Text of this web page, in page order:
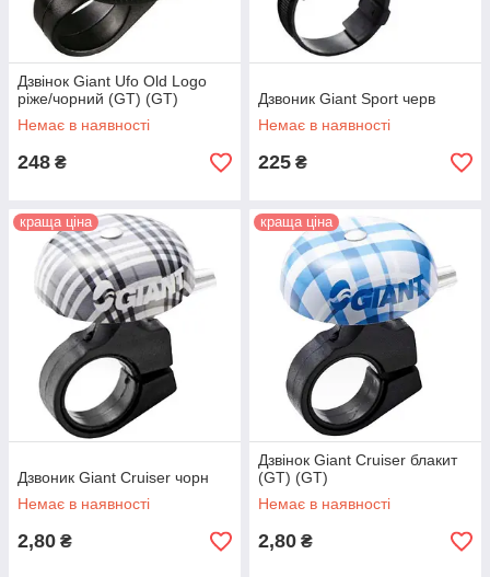
Дзвінок Giant Ufo Old Logo
ріже/чорний (GT) (GT)
Немає в наявності
248 ₴
Дзвоник Giant Sport черв
Немає в наявності
225 ₴
краща ціна
Дзвоник Giant Cruiser чорн
Немає в наявності
2,80 ₴
краща ціна
Дзвінок Giant Cruiser блакит
(GT) (GT)
Немає в наявності
2,80 ₴